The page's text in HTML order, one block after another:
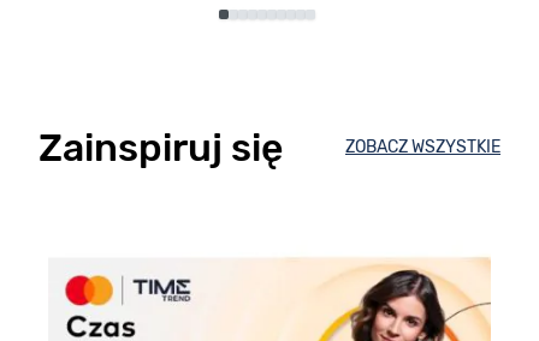
Zainspiruj się ZOBACZ WSZYSTKIE